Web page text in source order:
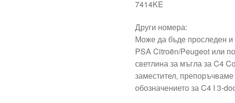
7414KE
Други номера:
Може да бъде проследен
PSA Citroën/Peugeot или
светлина за мъгла за C4
заместител,
обозначението за C4 I 3-